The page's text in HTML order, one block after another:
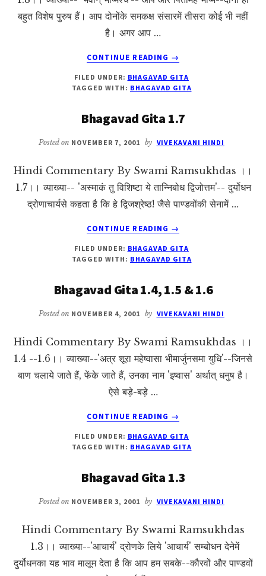
बहुत विशेष पुरुष हैं। आप दोनोंके समकक्ष संसारमें तीसरा कोई भी नहीं
है। अगर आप …
CONTINUE READING
ABOUT
GITA
1.8
→
FILED UNDER: BHAGAVAD GITA
TAGGED WITH: BHAGAVAD GITA
Bhagavad Gita 1.7
Posted on NOVEMBER 7, 2001 by VIVEKAVANI HINDI
Hindi Commentary By Swami Ramsukhdas ।।
1.7।। व्याख्या-- 'अस्माकं तु विशिष्टा ये तान्निबोध द्विजोत्तम'-- दुर्योधन
द्रोणाचार्यसे कहता है कि हे द्विजश्रेष्ठ! जैसे पाण्डवोंकी सेनामें …
CONTINUE READING
ABOUT
GITA
1.7
→
FILED UNDER: BHAGAVAD GITA
TAGGED WITH: BHAGAVAD GITA
Bhagavad Gita 1.4, 1.5 & 1.6
Posted on NOVEMBER 4, 2001 by VIVEKAVANI HINDI
Hindi Commentary By Swami Ramsukhdas ।।
1.4 --1.6।। व्याख्या--'अत्र शूरा महेष्वासा भीमार्जुनसमा युधि'--जिनसे
बाण चलाये जाते हैं, फेंके जाते हैं, उनका नाम 'इष्वास' अर्थात् धनुष है।
ऐसे बड़े-बड़े …
CONTINUE READING
ABOUT
GITA
1.4,
&
→
FILED UNDER: BHAGAVAD GITA
TAGGED WITH: BHAGAVAD GITA
Bhagavad Gita 1.3
Posted on NOVEMBER 3, 2001 by VIVEKAVANI HINDI
Hindi Commentary By Swami Ramsukhdas
1.3।। व्याख्या--'आचार्य' द्रोणके लिये 'आचार्य' सम्बोधन देनेमें
दुर्योधनका यह भाव मालूम देता है कि आप हम सबके--कौरवों और पाण्डवों